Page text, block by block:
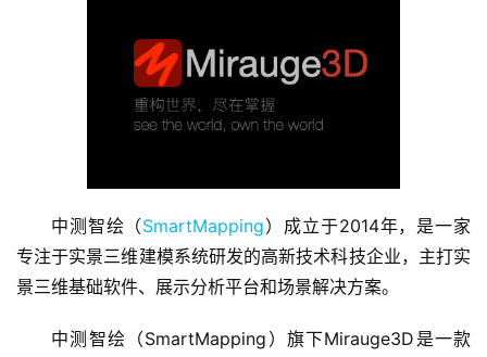
中测智绘（SmartMapping）成立于2014年，是一家
专注于实景三维建模系统研发的高新技术科技企业，主打实
景三维基础软件、展示分析平台和场景解决方案。
中测智绘（SmartMapping）旗下Mirauge3D是一款